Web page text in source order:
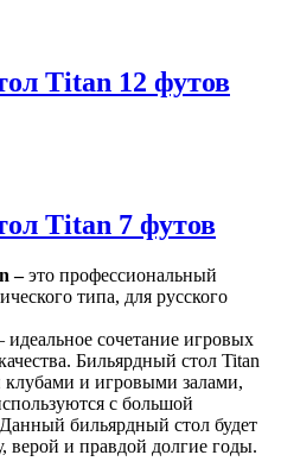
Titan 12 футов
Titan 7 футов
–это профессиональный
типа, для русского
сочетание игровых
Бильярдный стол Titan
клубами и игровыми залами,
с большой
бильярдный стол будет
верой и правдой долгие годы.